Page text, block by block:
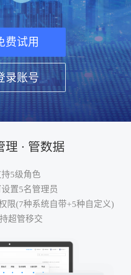
费试用
录账号
理 · 管数据
持5级角色
置5名管理员
限(7种系统自带+5种自定义)
超管移交